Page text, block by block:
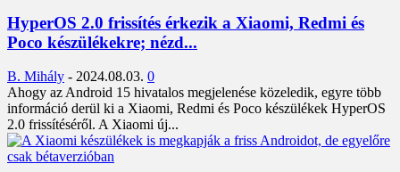
HyperOS 2.0 frissítés érkezik a Xiaomi, Redmi és
Poco készülékekre; nézd...
B. Mihály - 2024.08.03. 0
Ahogy az Android 15 hivatalos megjelenése közeledik, egyre több
információ derül ki a Xiaomi, Redmi és Poco készülékek HyperOS
2.0 frissítéséről. A Xiaomi új...